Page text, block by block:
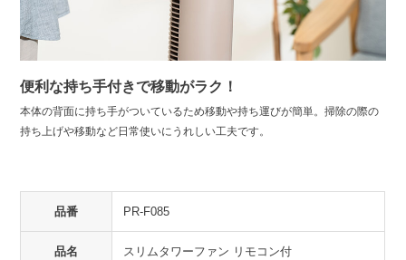
便利な持ち手付きで移動がラク！
本体の背面に持ち手がついているため移動や持ち運びが簡単。掃除の際の
持ち上げや移動など日常使いにうれしい工夫です。
品番 PR-F085
品名 スリムタワーファン リモコン付